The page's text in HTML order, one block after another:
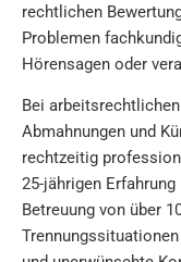
rechtlichen
Problemen
Hörensagen oder
Bei
Abmahnungen und
rechtzeitig
25-jährigen
Betreuung von über